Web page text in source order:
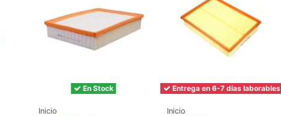
En Stock
Inicio
Entrega en 6-7 días laborables
Inicio